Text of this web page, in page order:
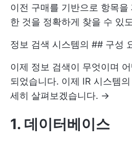
이전 구매를 기반으로 항목을
한 것을 정확하게 찾을 수 있
정보 검색 시스템의 ## 구성
이제 정보 검색이 무엇이며
되었습니다. 이제 IR 시스템
세히 살펴보겠습니다. →
1. 데이터베이스